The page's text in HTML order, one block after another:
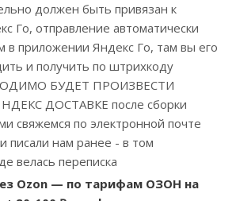
должен быть привязан к
Го, отправление автоматически
в приложении Яндекс Го, там вы его
и получить по штрихкоду
БУДЕТ ПРОИЗВЕСТИ
ДОСТАВКЕ после сборки
свяжемся по электронной почте
писали нам ранее - в том
велась переписка
Ozon — по тарифам ОЗОН на